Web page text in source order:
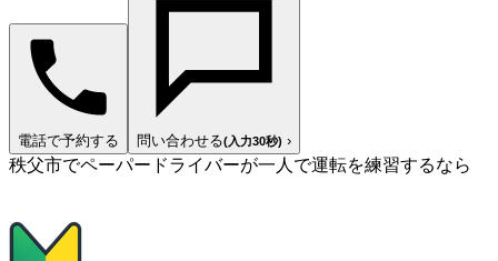
電話で予約する 問い合わせる(入力30秒) ›
秩父市でペーパードライバーが一人で運転を練習するなら